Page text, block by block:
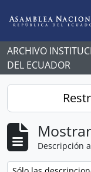
ARCHIVO
DEL ECUADOR
Descripción